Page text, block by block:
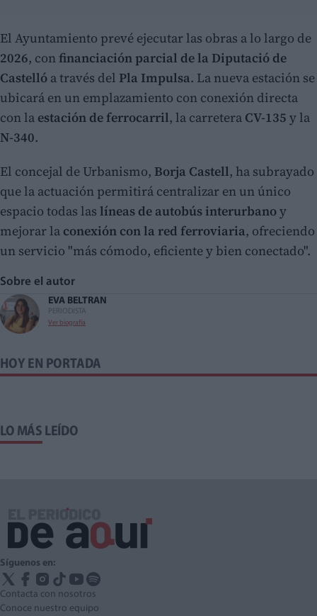
El Ayuntamiento prevé ejecutar las obras a lo largo de
2026, con financiación parcial de la Diputació de
Castelló a través del Pla Impulsa. La nueva estación se
ubicará en un emplazamiento con conexión directa
con la estación de ferrocarril, la carretera CV-135 y la
N-340.
El concejal de Urbanismo, Borja Castell, ha subrayado
que la actuación permitirá centralizar en un único
espacio todas las líneas de autobús interurbanoy
mejorar la conexión con la red ferroviaria, ofreciendo
un servicio "más cómodo, eficiente y bien conectado".
Sobre el autor
EVA BELTRAN
PERIODISTA
Ver biografía
HOY EN PORTADA
LO MÁS LEÍDO
Síguenos en:
Contacta con nosotros
Conoce nuestro equipo